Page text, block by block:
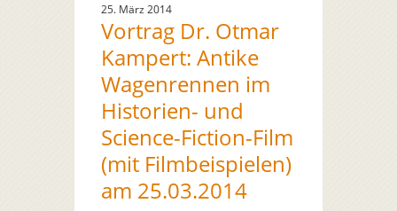
25. März 2014
Vortrag Dr. Otmar
Kampert: Antike
Wagenrennen im
Historien- und
Science-Fiction-Film
(mit Filmbeispielen)
am 25.03.2014